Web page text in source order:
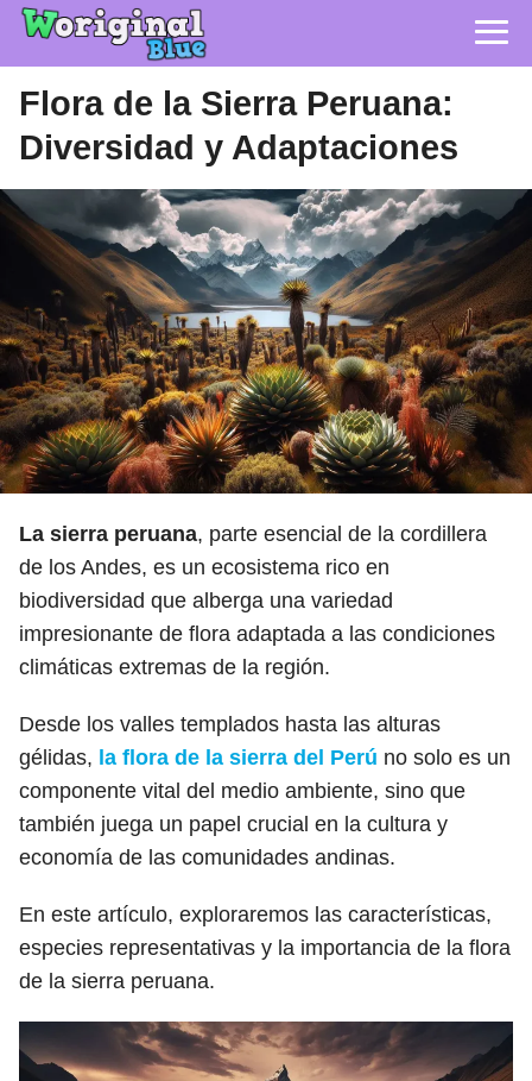
Flora de la Sierra Peruana:
Diversidad y Adaptaciones
La sierra peruana, parte esencial de la cordillera
de los Andes, es un ecosistema rico en
biodiversidad que alberga una variedad
impresionante de flora adaptada a las condiciones
climáticas extremas de la región.
Desde los valles templados hasta las alturas
gélidas, la flora de la sierra del Perú no solo es un
componente vital del medio ambiente, sino que
también juega un papel crucial en la cultura y
economía de las comunidades andinas.
En este artículo, exploraremos las características,
especies representativas y la importancia de la flora
de la sierra peruana.